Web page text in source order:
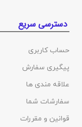
دسترسی سریع
حساب کاربری
پیگیری سفارش
علاقه مندی ها
سفارشات شما
قوانین و مقررات